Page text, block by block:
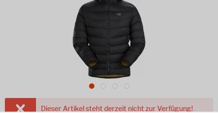
Dieser Artikel steht derzeit nicht zur Verfügung!